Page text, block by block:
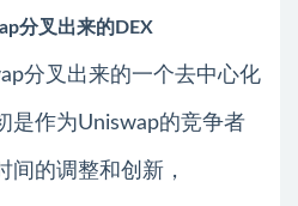
分叉出来的DEX
分叉出来的一个去中心化
是作为Uniswap的竞争者
间的调整和创新，